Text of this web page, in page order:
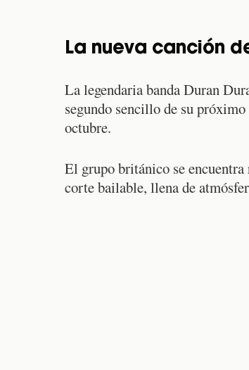
La nueva canción
La legendaria banda Duran
segundo sencillo de su
octubre.
El grupo británico se encuentra
corte bailable, llena de